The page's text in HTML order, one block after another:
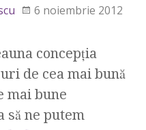
6 noiembrie 2012
concepţia
de cea mai bună
mai bune
să ne putem